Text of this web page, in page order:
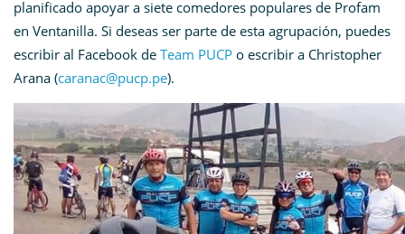
planificado apoyar a siete comedores populares de Profam
en Ventanilla. Si deseas ser parte de esta agrupación, puedes
escribir al Facebook de Team PUCP o escribir a Christopher
Arana (caranac@pucp.pe).